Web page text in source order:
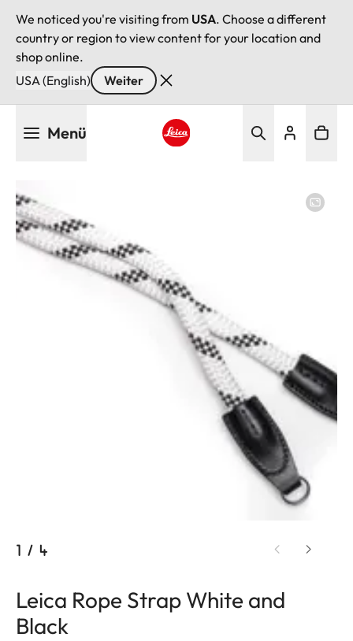
We noticed you're visiting from USA. Choose a different
country or region to view content for your location and
shop online.
USA (English)
Weiter
Menü
1 / 4
Leica Rope Strap White and
Black